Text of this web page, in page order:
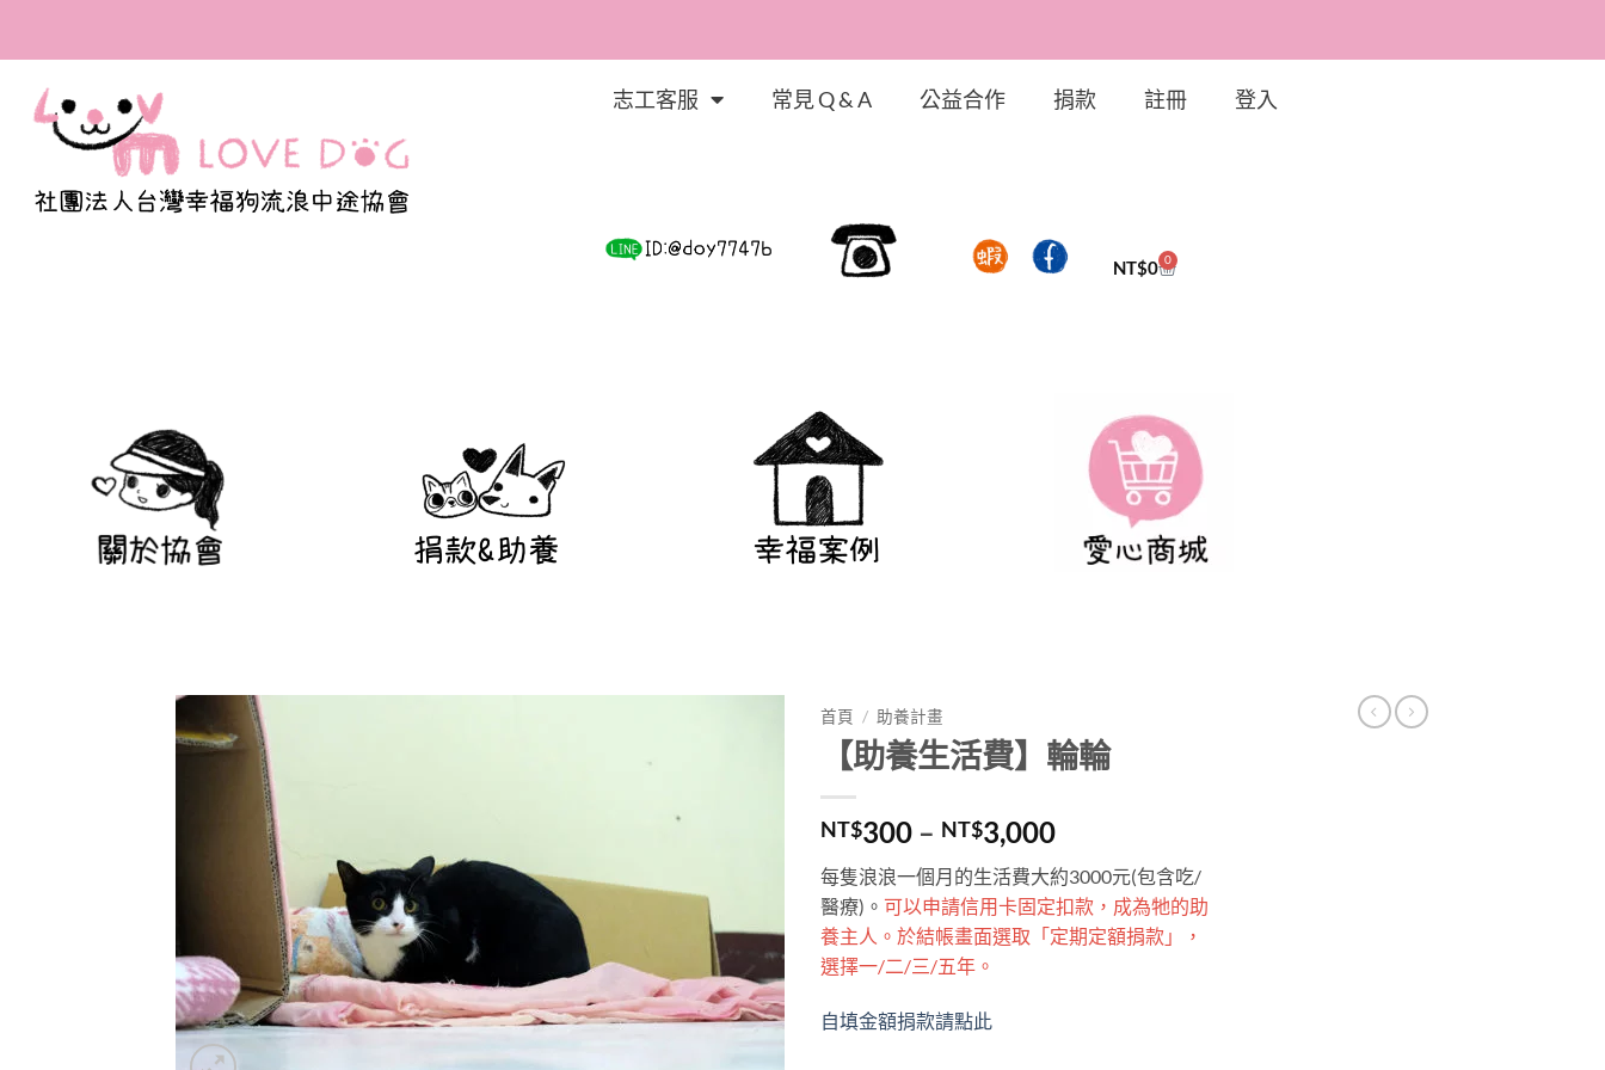
全台首間寫出百隻浪浪的故事，體會幸
福的溫度與我們的認真
志工客服 常見 Q & A 公益合作 捐款 註冊 登入
NT$0 0
首頁 / 助養計畫
【助養生活費】輪輪
NT$300 – NT$3,000
每隻浪浪一個月的生活費大約3000元(包含吃/
醫療)。 可以申請信用卡固定扣款，成為牠的助
養主人。於結帳畫面選取「定期定額捐款」，
選擇一/二/三/五年。
自填金額捐款請點此